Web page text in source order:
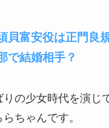
貝富安役は正門良
で結婚相手？
の少女時代を演じ
ちゃんです。